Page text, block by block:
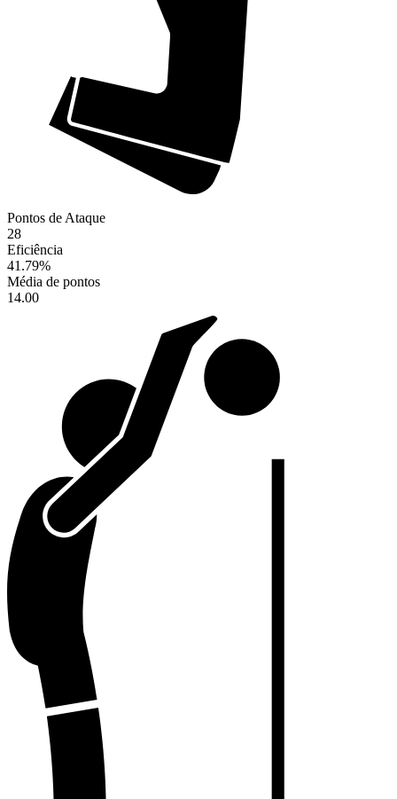
Pontos de Ataque
28
Eficiência
41.79%
Média de pontos
14.00